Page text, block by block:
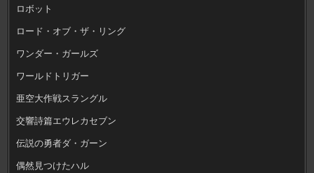
ロボット
ロード・オブ・ザ・リング
ワンダー・ガールズ
ワールドトリガー
亜空大作戦スラングル
交響詩篇エウレカセブン
伝説の勇者ダ・ガーン
偶然見つけたハル